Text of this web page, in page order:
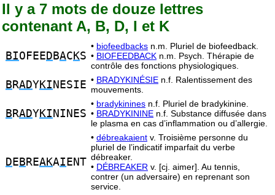
Il y a 7 mots de douze lettres
contenant A, B, D, I et K
BIOFEE D BAC KS
• biofeedbacks n.m. Pluriel de biofeedback.
• BIOFEEDBACK n.m. Psych. Thérapie de
contrôle des fonctions physiologiques.
B RADYKI NESIE • BRADYKINÉSIE n.f. Ralentissement des
mouvements.
B RADYKI NINES
• bradykinines n.f. Pluriel de bradykinine.
• BRADYKININE n.f. Substance diffusée dans
le plasma en cas d’inflammation ou d’allergie.
D E B REAKAI ENT
• débreakaient v. Troisième personne du
pluriel de l’indicatif imparfait du verbe
débreaker.
• DÉBREAKER v. [cj. aimer]. Au tennis,
contrer (un adversaire) en reprenant son
service.